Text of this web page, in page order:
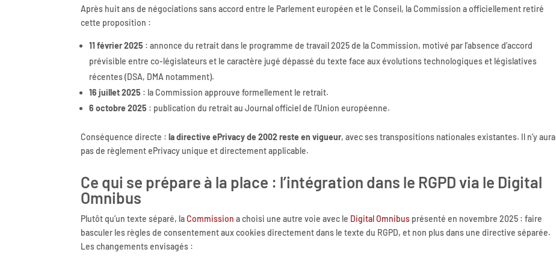
Après huit ans de négociations sans accord entre le Parlement européen et le Conseil, la Commission a officiellement retiré
cette proposition :
11 février 2025 : annonce du retrait dans le programme de travail 2025 de la Commission, motivé par l’absence d’accord
prévisible entre co-législateurs et le caractère jugé dépassé du texte face aux évolutions technologiques et législatives
récentes (DSA, DMA notamment).
16 juillet 2025 : la Commission approuve formellement le retrait.
6 octobre 2025 : publication du retrait au Journal officiel de l’Union européenne.
Conséquence directe :la directive ePrivacy de 2002 reste en vigueur, avec ses transpositions nationales existantes. Il n’y aura
pas de règlement ePrivacy unique et directement applicable.
Ce qui se prépare à la place : l’intégration dans le RGPD via le Digital
Omnibus
Plutôt qu’un texte séparé, laCommissiona choisi une autre voie avec le Digital Omnibus présenté en novembre 2025 : faire
basculer les règles de consentement aux cookies directement dans le texte du RGPD, et non plus dans une directive séparée.
Les changements envisagés :